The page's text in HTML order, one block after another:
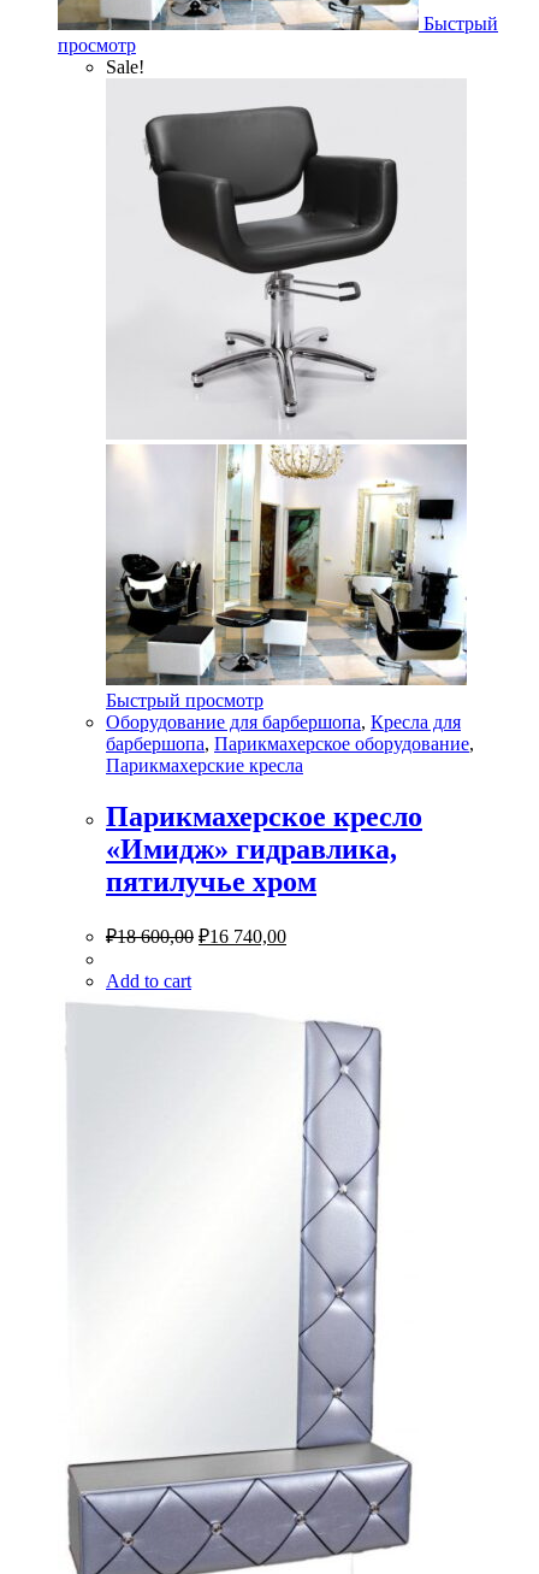
Быстрый
просмотр
Sale!
Быстрый просмотр
Оборудование для барбершопа, Кресла для
барбершопа, Парикмахерское оборудование,
Парикмахерские кресла
Парикмахерское кресло
«Имидж» гидравлика,
пятилучье хром
₽18 600,00 ₽16 740,00
Add to cart